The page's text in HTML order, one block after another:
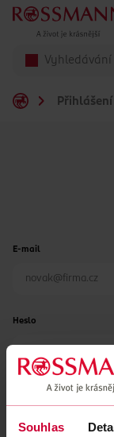
Souhlas
Přeskočit na hlavmní
Přihlášení
E-mail
Heslo